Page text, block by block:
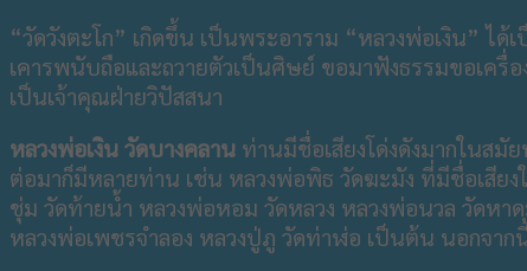
“วัดวังตะโก” เกิดขึ้น เป็นพระอาราม “หลวงพ่อเงิน” ไ
เคารพนับถือและถวายตัวเป็นศิษย์ ขอมาฟังธรรมขอเค
เป็นเจ้าคุณฝ่ายวิปัสสนา
หลวงพ่อเงิน วัดบางคลาน ท่านมีชื่อเสียงโด่งดังมากในส
ต่อมาก็มีหลายท่าน เช่น หลวงพ่อพิธ วัดฆะมัง ที่มีชื่อเสีย
ชุ่ม วัดท้ายน้ำ หลวงพ่อหอม วัดหลวง หลวงพ่อนวล วัดหา
หลวงพ่อเพชรจำลอง หลวงปู่ภู วัดท่าฬ่อ เป็นต้น นอกจา